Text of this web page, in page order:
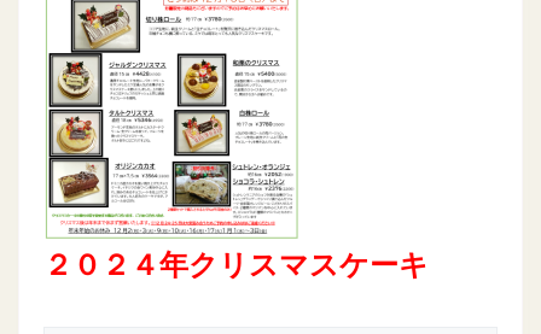
２０２４年クリスマスケーキ